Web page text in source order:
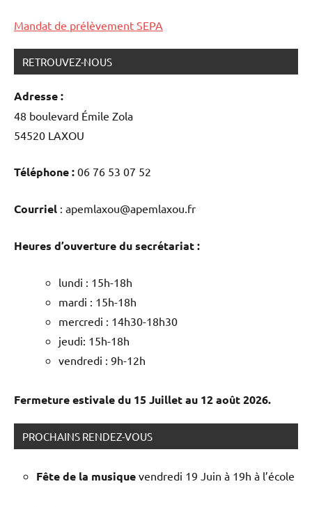
Mandat de prélèvement SEPA
RETROUVEZ-NOUS
Adresse :
48 boulevard Émile Zola
54520 LAXOU
Téléphone : 06 76 53 07 52
Courriel : apemlaxou@apemlaxou.fr
Heures d’ouverture du secrétariat :
lundi : 15h-18h
mardi : 15h-18h
mercredi : 14h30-18h30
jeudi: 15h-18h
vendredi : 9h-12h
Fermeture estivale du 15 Juillet au 12 août 2026.
PROCHAINS RENDEZ-VOUS
Fête de la musique vendredi 19 Juin à 19h à l’école